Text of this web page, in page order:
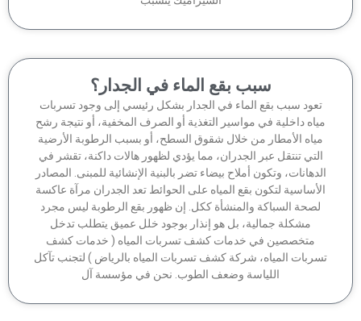
سبب بقع الماء في الجدار؟
سبب بقع الماء في الجدار بشكل رئيسي إلى وجود تسربات
داخلية في مواسير التغذية أو الصرف المخفية، أو نتيجة رشح
الأمطار من خلال شقوق السطح، أو بسبب الرطوبة الأرضية
تنتقل عبر الجدران، مما يؤدي لظهور هالات داكنة، تقشر في
وتكون أملاح بيضاء تضر بالبنية الإنشائية للمبنى. المصادر
لتكون بقع المياه على الحوائط تعد الجدران مرآة عاكسة
لصحة السباكة والمنشأة ككل. إن ظهور بقع الرطوبة ليس مجرد
مشكلة جمالية، بل هو إنذار بوجود خلل عميق يتطلب تدخل
متخصصين في خدمات كشف تسربات المياه ( خدمات كشف
المياه، شركة كشف تسربات المياه بالرياض ) لتجنب تآكل
اللياسة وضعف الطوب. نحن في مؤسسة آل